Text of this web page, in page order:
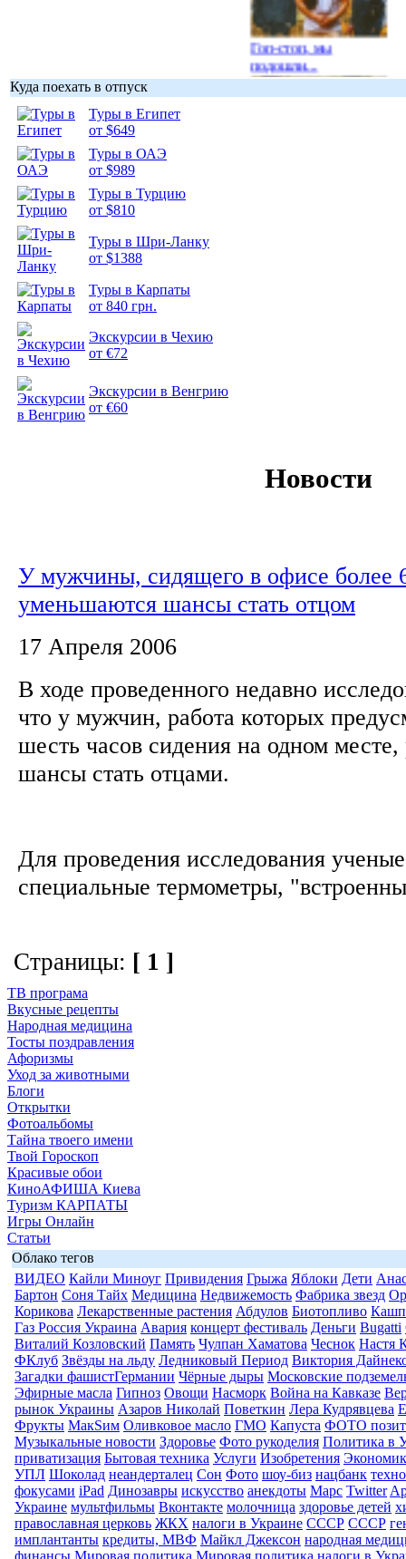
Гоп-стоп, мы
подошли...
Куда поехать в отпуск
Туры в Египет
от $649
Туры в ОАЭ
от $989
Туры в Турцию
от $810
Туры в Шри-Ланку
от $1388
Туры в Карпаты
от 840 грн.
Экскурсии в Чехию
от €72
Экскурсии в Венгрию
от €60
Новости
У мужчины, сидящего в офисе более
уменьшаются шансы стать отцом
17 Апреля 2006
В ходе проведенного недавно
что у мужчин, работа которых
шесть часов сидения на одном
шансы стать отцами.
Для проведения исследования
специальные термометры,
Страницы: [ 1 ]
ТВ програма
Вкусные рецепты
Народная медицина
Тосты поздравления
Афоризмы
Уход за животными
Блоги
Открытки
Фотоальбомы
Тайна твоего имени
Твой Гороскоп
Красивые обои
КиноАФИША Киева
Туризм КАРПАТЫ
Игры Онлайн
Статьи
Облако тегов
ВИДЕО Кайли Миноуг Привидения Грыжа Яблоки Дети
Бартон Соня Тайх Медицина Недвижемость Фабрика звезд
Корикова Лекарственные растения Абдулов Биотопливо
Газ Россия Украина Авария концерт фестиваль Деньги Bugatti
Виталий Козловский Память Чулпан Хаматова Чеснок Настя
ФКлуб Звёзды на льду Ледниковый Период Виктория
Загадки фашистГермании Чёрные дыры Московские
Эфирные масла Гипноз Овощи Насморк Война на Кавказе
рынок Украины Азаров Николай Поветкин Лера Кудрявцева
Фрукты МакSим Оливковое масло ГМО Капуста ФОТО
Музыкальные новости Здоровье Фото рукоделия Политика в
приватизация Бытовая техника Услуги Изобретения
УПЛ Шоколад неандерталец Сон Фото шоу-биз нацбанк
фокусами iPad Динозавры искусство анекдоты Марс Twitter
Украине мультфильмы Вконтакте молочница здоровье детей
православная церковь ЖКХ налоги в Украине СССР СССР
имплантанты кредиты, МВФ Майкл Джексон народная
финансы Мировая политика Мировая политика налоги в